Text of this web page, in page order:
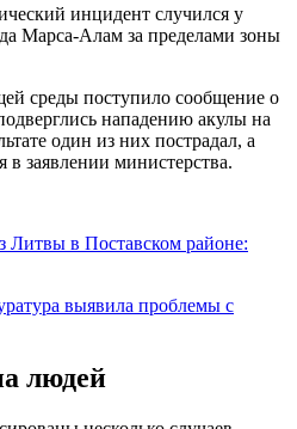
инцидент случился у
Марса-Алам за пределами зоны
среды поступило сообщение о
нападению акулы на
один из них пострадал, а
заявлении министерства.
Литвы в Поставском районе:
выявила проблемы с
людей